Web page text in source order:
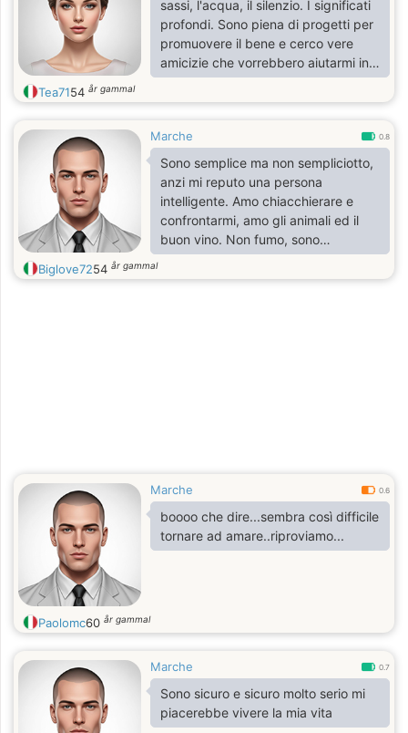
sassi, l'acqua, il silenzio. I significati
profondi. Sono piena di progetti per
promuovere il bene e cerco vere
amicizie che vorrebbero aiutarmi in
questo. E anche un compagno chi mi
fornirebbe ulteriore forza per andare
posso offrire almeno altrettanto
anche io a te. Sono vegetariana non
fumo e ti cerco uguale in questo.
Tea7154 år gammal
Marche 0.8
Sono semplice ma non sempliciotto,
anzi mi reputo una persona
intelligente. Amo chiacchierare e
confrontarmi, amo gli animali ed il
buon vino. Non fumo, sono
romantico e credo interessante.
Biglove7254 år gammal
Marche 0.6
boooo che dire...sembra così difficile
tornare ad amare..riproviamo...
Paolomc60 år gammal
Marche 0.7
Sono sicuro e sicuro molto serio mi
piacerebbe vivere la mia vita